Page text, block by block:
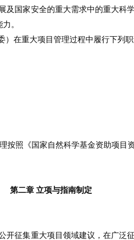
及国家安全的重大需求中的重大科
。
在重大项目管理过程中履行下列职
照《国家自然科学基金资助项目
第二章 立项与指南制定
开征集重大项目领域建议，在广泛